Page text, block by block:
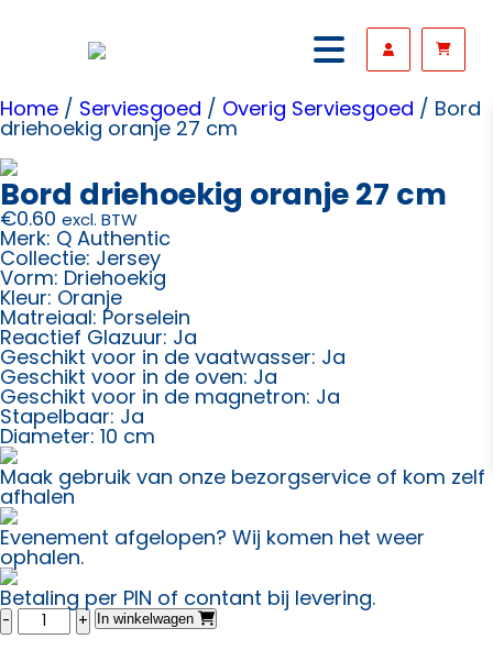
Home / Serviesgoed / Overig Serviesgoed / Bord
driehoekig oranje 27 cm
Bord driehoekig oranje 27 cm
€0.60 excl. BTW
Merk: Q Authentic
Collectie: Jersey
Vorm: Driehoekig
Kleur: Oranje
Matreiaal: Porselein
Reactief Glazuur: Ja
Geschikt voor in de vaatwasser: Ja
Geschikt voor in de oven: Ja
Geschikt voor in de magnetron: Ja
Stapelbaar: Ja
Diameter: 10 cm
Maak gebruik van onze bezorgservice of kom zelf
afhalen
Evenement afgelopen? Wij komen het weer
ophalen.
Betaling per PIN of contant bij levering.
Bord
driehoekig
In winkelwagen